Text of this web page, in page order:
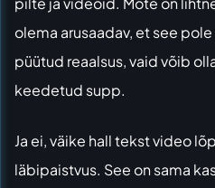
olema arusaadav, et see
püütud reaalsus, vaid võib
keedetud supp.
Ja ei, väike hall tekst video
läbipaistvus. See on sama